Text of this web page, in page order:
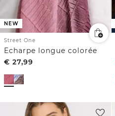
NEW
Street One
Echarpe longue colorée
€ 27,99